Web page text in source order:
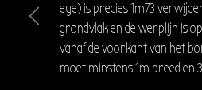
eye) is precies 1m73
grondvlak en de werplijn is
vanaf de voorkant van het
moet minstens 1m breed en
Previous